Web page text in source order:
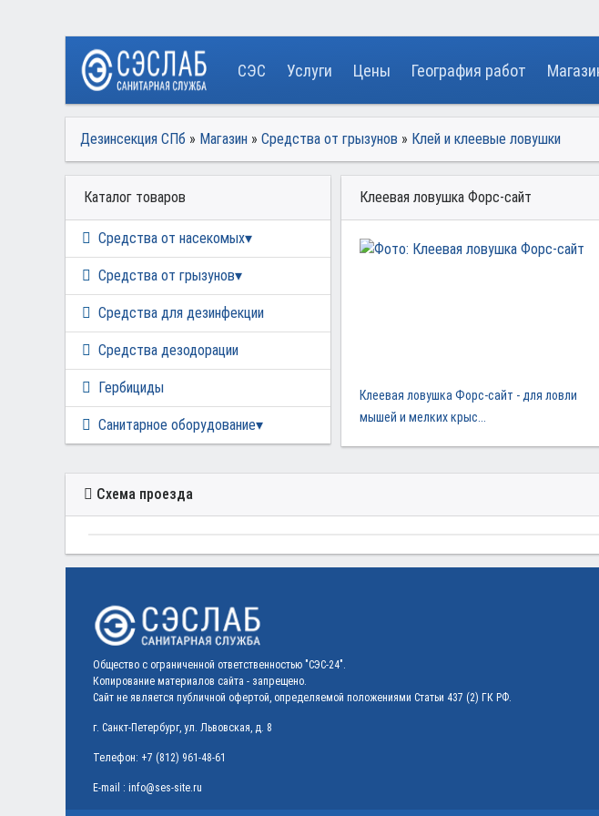
СЭС Услуги Цены География работ
Дезинсекция СПб » Магазин » Средства от грызунов » Клей и клеевые ловушки
Каталог товаров
Средства от насекомых
Средства от грызунов
Средства для дезинфекции
Средства дезодорации
Гербициды
Санитарное оборудование
Клеевая ловушка Форc-сайт
Клеевая ловушка Форc-сайт - для ловли
мышей и мелких крыс...
Схема проезда
Общество с ограниченной ответственностью "СЭС-24".
Копирование материалов сайта - запрещено.
Сайт не является публичной офертой, определяемой положениями Статьи 437 (2) ГК РФ.
г. Санкт-Петербург, ул. Львовская, д. 8
Телефон: +7 (812) 961-48-61
E-mail : info@ses-site.ru